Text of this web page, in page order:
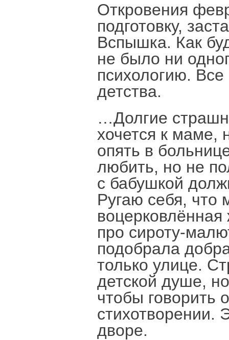
Откровения
подготовку,
Вспышка. Как
не было ни
психологию.
детства.
…Долгие
хочется к маме,
опять в
любить, но не
с бабушкой
Ругаю себя, что
про сироту-
подобрала
только улице.
детской душе,
чтобы говорить
стихотворении.
дворе.